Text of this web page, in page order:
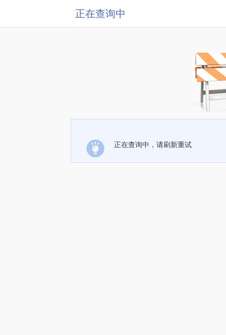
正在查询中
正在查询中，请刷新重试